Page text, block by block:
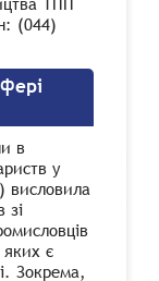
(044)
в
у
висловила
зі
яких є
Зокрема,